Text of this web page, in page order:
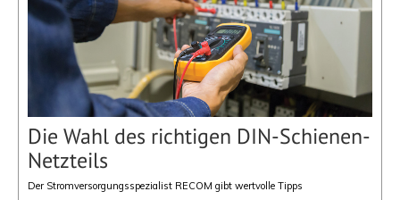
Die Wahl des richtigen DIN-Schienen-
Netzteils
Der Stromversorgungsspezialist RECOM gibt wertvolle Tipps